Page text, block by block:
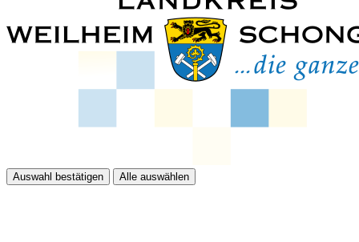
Auswahl bestätigen Alle auswählen